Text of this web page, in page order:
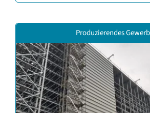
Produzierendes